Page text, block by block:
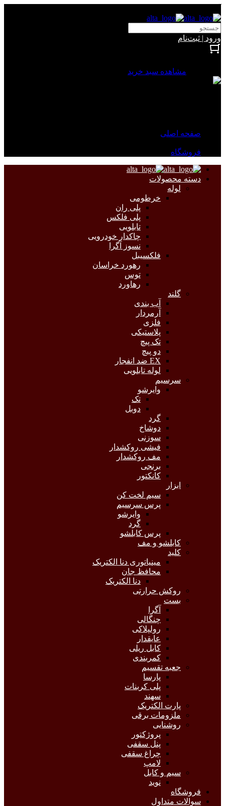
ورود | ثبت‌نام
مشاهده سبد خرید
صفحه اصلی
فروشگاه
دسته محصولات
لوله
خرطومی
پلی ران
پلی فلکس
تابلویی
چاکدار خودرویی
نسوز آگرا
فلکسیبل
رهورد خراسان
توس
رهاورد
گلند
آب بندی
آرمردار
فلزی
پلاستیکی
تک پیچ
دو پیچ
EX ضد انفجار
لوله تابلویی
سرسیم
وایرشو
تک
دوبل
گرد
دوشاخ
سوزنی
فیشی روکشدار
مف روکشدار
برنجی
کانکتور
ابزار
سیم لخت کن
پرس سرسیم
وایرشو
گرد
پرس کابلشو
کابلشو و مف
کلید
مینیاتوری دنا الکتریک
محافظ جان
دنا الکتریک
روکش حرارتی
بست
آگرا
چنگالی
رولپلاکی
عایقدار
کابل ریلی
کمربندی
جعبه تقسیم
پارسا
پلی کربنات
سهند
پارت الکتریک
ملزومات برقی
روشنایی
پروژکتور
پنل سقفی
چراغ سقفی
لامپ
سیم و کابل
نوید
فروشگاه
سوالات متداول